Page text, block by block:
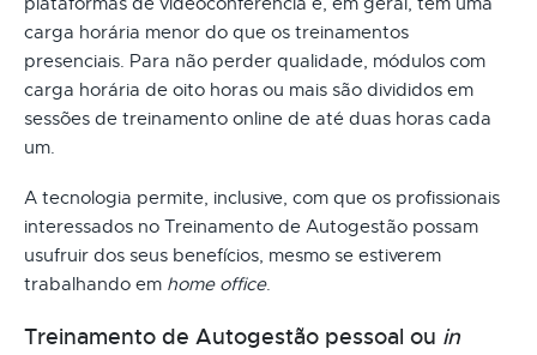
carga horária menor do que os treinamentos
presenciais. Para não perder qualidade, módulos com
carga horária de oito horas ou mais são divididos em
sessões de treinamento online de até duas horas cada
um.
A tecnologia permite, inclusive, com que os profissionais
interessados no Treinamento de Autogestão possam
usufruir dos seus benefícios, mesmo se estiverem
trabalhando em home office.
Treinamento de Autogestão pessoal ou in